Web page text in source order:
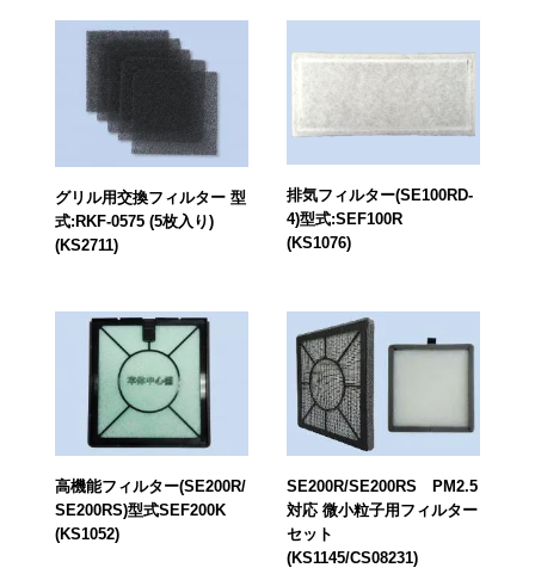
グリル用交換フィルター 型
式:RKF-0575 (5枚入り)
(KS2711)
排気フィルター(SE100RD-
4)型式:SEF100R
(KS1076)
高機能フィルター(SE200R/
SE200RS)型式SEF200K
(KS1052)
SE200R/SE200RS PM2.5
対応 微小粒子用フィルター
セット
(KS1145/CS08231)